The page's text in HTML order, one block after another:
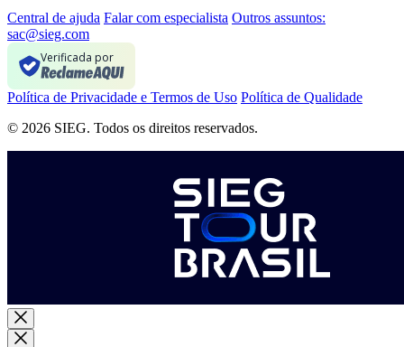
Central de ajuda Falar com especialista Outros assuntos:
sac@sieg.com
Verificada por
Política de Privacidade e Termos de Uso Política de Qualidade
© 2026 SIEG. Todos os direitos reservados.